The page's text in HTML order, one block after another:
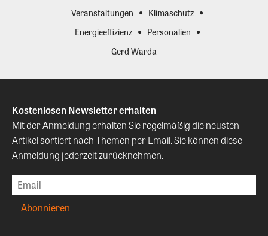
Veranstaltungen
Klimaschutz
Energieeffizienz
Personalien
Gerd Warda
Kostenlosen Newsletter erhalten
Mit der Anmeldung erhalten Sie regelmäßig die neusten
Artikel sortiert nach Themen per Email. Sie können diese
Anmeldung jederzeit zurücknehmen.